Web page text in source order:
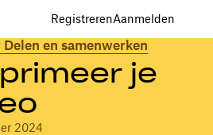
RegistrerenAanmelden
en samenwerken
je
2024